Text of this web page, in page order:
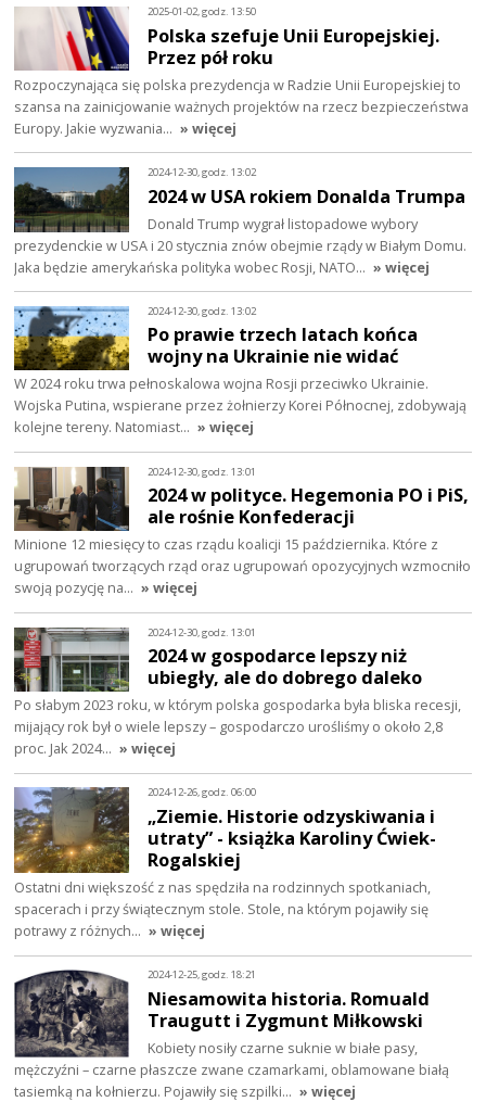
2025-01-02, godz. 13:50
Polska szefuje Unii Europejskiej.
Przez pół roku
Rozpoczynająca się polska prezydencja w Radzie Unii Europejskiej to
szansa na zainicjowanie ważnych projektów na rzecz bezpieczeństwa
Europy. Jakie wyzwania… » więcej
2024-12-30, godz. 13:02
2024 w USA rokiem Donalda Trumpa
Donald Trump wygrał listopadowe wybory
prezydenckie w USA i 20 stycznia znów obejmie rządy w Białym Domu.
Jaka będzie amerykańska polityka wobec Rosji, NATO… » więcej
2024-12-30, godz. 13:02
Po prawie trzech latach końca
wojny na Ukrainie nie widać
W 2024 roku trwa pełnoskalowa wojna Rosji przeciwko Ukrainie.
Wojska Putina, wspierane przez żołnierzy Korei Północnej, zdobywają
kolejne tereny. Natomiast… » więcej
2024-12-30, godz. 13:01
2024 w polityce. Hegemonia PO i PiS,
ale rośnie Konfederacji
Minione 12 miesięcy to czas rządu koalicji 15 października. Które z
ugrupowań tworzących rząd oraz ugrupowań opozycyjnych wzmocniło
swoją pozycję na… » więcej
2024-12-30, godz. 13:01
2024 w gospodarce lepszy niż
ubiegły, ale do dobrego daleko
Po słabym 2023 roku, w którym polska gospodarka była bliska recesji,
mijający rok był o wiele lepszy – gospodarczo urośliśmy o około 2,8
proc. Jak 2024… » więcej
2024-12-26, godz. 06:00
„Ziemie. Historie odzyskiwania i
utraty” - książka Karoliny Ćwiek-
Rogalskiej
Ostatni dni większość z nas spędziła na rodzinnych spotkaniach,
spacerach i przy świątecznym stole. Stole, na którym pojawiły się
potrawy z różnych… » więcej
2024-12-25, godz. 18:21
Niesamowita historia. Romuald
Traugutt i Zygmunt Miłkowski
Kobiety nosiły czarne suknie w białe pasy,
mężczyźni – czarne płaszcze zwane czamarkami, oblamowane białą
tasiemką na kołnierzu. Pojawiły się szpilki… » więcej